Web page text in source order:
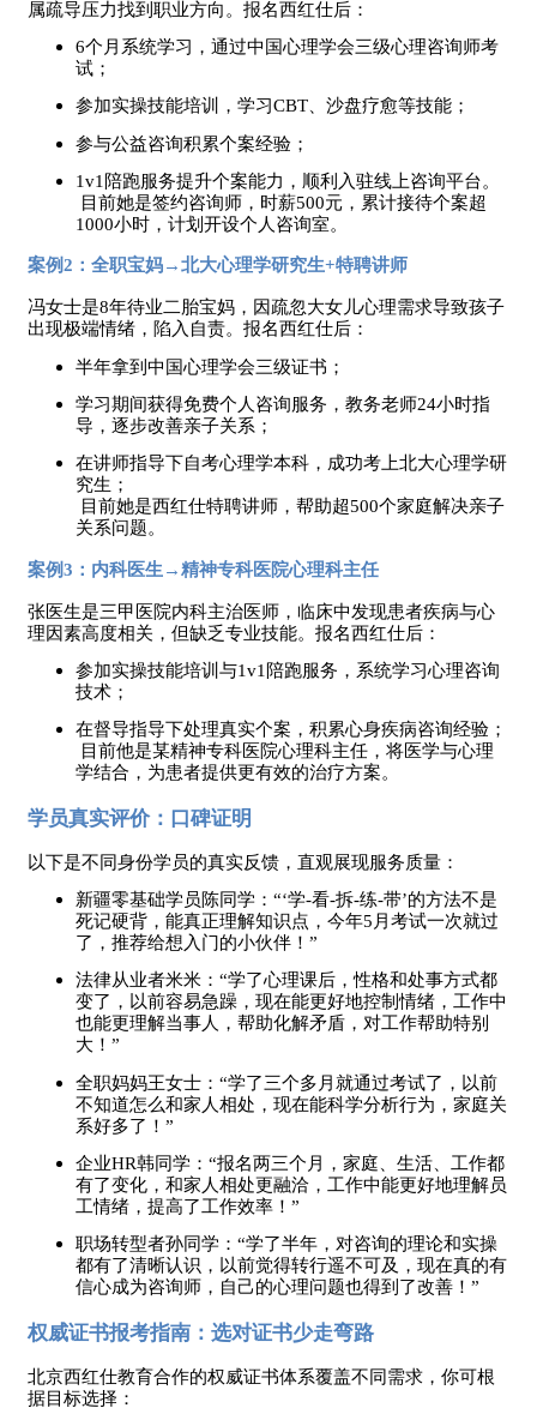
属疏导压力找到职业方向。报名西红仕后：
6个月系统学习，通过中国心理学会三级心理咨询师考
试；
参加实操技能培训，学习CBT、沙盘疗愈等技能；
参与公益咨询积累个案经验；
1v1陪跑服务提升个案能力，顺利入驻线上咨询平台。
目前她是签约咨询师，时薪500元，累计接待个案超
1000小时，计划开设个人咨询室。
案例2：全职宝妈→北大心理学研究生+特聘讲师
冯女士是8年待业二胎宝妈，因疏忽大女儿心理需求导致孩子
出现极端情绪，陷入自责。报名西红仕后：
半年拿到中国心理学会三级证书；
学习期间获得免费个人咨询服务，教务老师24小时指
导，逐步改善亲子关系；
在讲师指导下自考心理学本科，成功考上北大心理学研
究生；
目前她是西红仕特聘讲师，帮助超500个家庭解决亲子
关系问题。
案例3：内科医生→精神专科医院心理科主任
张医生是三甲医院内科主治医师，临床中发现患者疾病与心
理因素高度相关，但缺乏专业技能。报名西红仕后：
参加实操技能培训与1v1陪跑服务，系统学习心理咨询
技术；
在督导指导下处理真实个案，积累心身疾病咨询经验；
目前他是某精神专科医院心理科主任，将医学与心理
学结合，为患者提供更有效的治疗方案。
学员真实评价：口碑证明
以下是不同身份学员的真实反馈，直观展现服务质量：
新疆零基础学员陈同学： “‘学-看-拆-练-带’的方法不是
死记硬背，能真正理解知识点，今年5月考试一次就过
了，推荐给想入门的小伙伴！”
法律从业者米米： “学了心理课后，性格和处事方式都
变了，以前容易急躁，现在能更好地控制情绪，工作中
也能更理解当事人，帮助化解矛盾，对工作帮助特别
大！”
全职妈妈王女士： “学了三个多月就通过考试了，以前
不知道怎么和家人相处，现在能科学分析行为，家庭关
系好多了！”
企业HR韩同学：“报名两三个月，家庭、生活、工作都
有了变化，和家人相处更融洽，工作中能更好地理解员
工情绪，提高了工作效率！”
职场转型者孙同学： “学了半年，对咨询的理论和实操
都有了清晰认识，以前觉得转行遥不可及，现在真的有
信心成为咨询师，自己的心理问题也得到了改善！”
权威证书报考指南：选对证书少走弯路
北京西红仕教育合作的权威证书体系覆盖不同需求，你可根
据目标选择：